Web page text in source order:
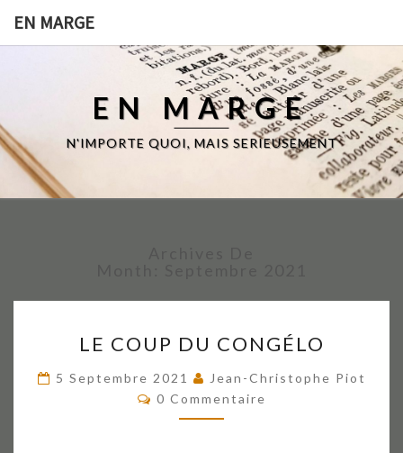
EN MARGE
EN MARGE
N'IMPORTE QUOI, MAIS SERIEUSEMENT
COUP
CONGÉLO
LE COUP DU CONGÉLO
5 Septembre 2021
Jean-Christophe Piot
Commentaires
0 Commentaire